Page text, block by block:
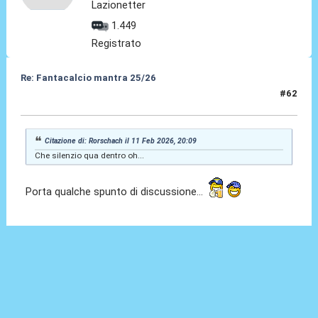
Lazionetter
1.449
Registrato
Re: Fantacalcio mantra 25/26
#62
Citazione di: Rorschach il 11 Feb 2026, 20:09
Che silenzio qua dentro oh...
Porta qualche spunto di discussione...